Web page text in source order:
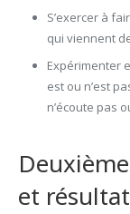
S’exercer à
qui viennent
Expérimenter
est ou n’est
n’écoute pas
et